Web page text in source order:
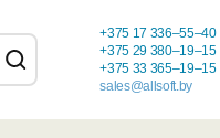
+375 17 336–55–40
+375 29 380–19–15
+375 33 365–19–15
sales@allsoft.by